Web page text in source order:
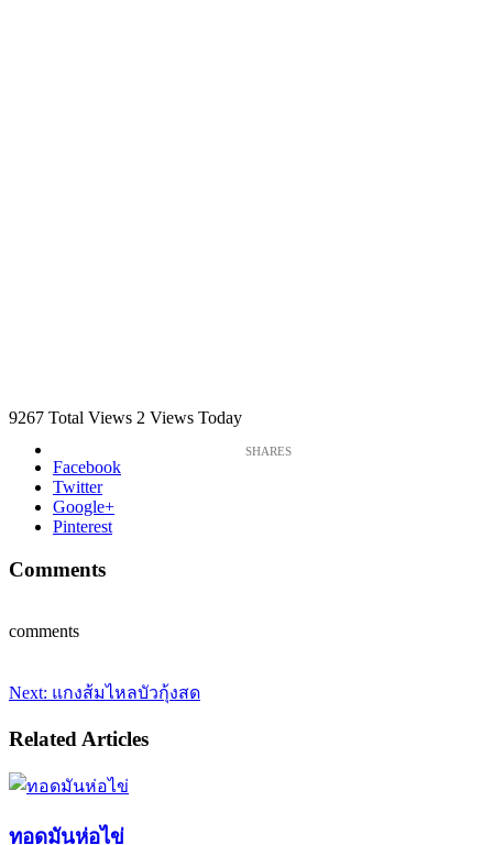
9267 Total Views 2 Views Today
Facebook
Twitter
Google+
Pinterest
Comments
comments
Next: แกงส้มไหลบัวกุ้งสด
Related Articles
ทอดมันห่อไข่